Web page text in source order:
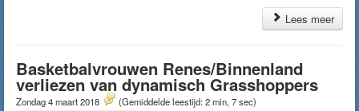
Lees meer
Basketbalvrouwen Renes/Binnenland
verliezen van dynamisch Grasshoppers
Zondag 4 maart 2018 (Gemiddelde leestijd: 2 min, 7 sec)